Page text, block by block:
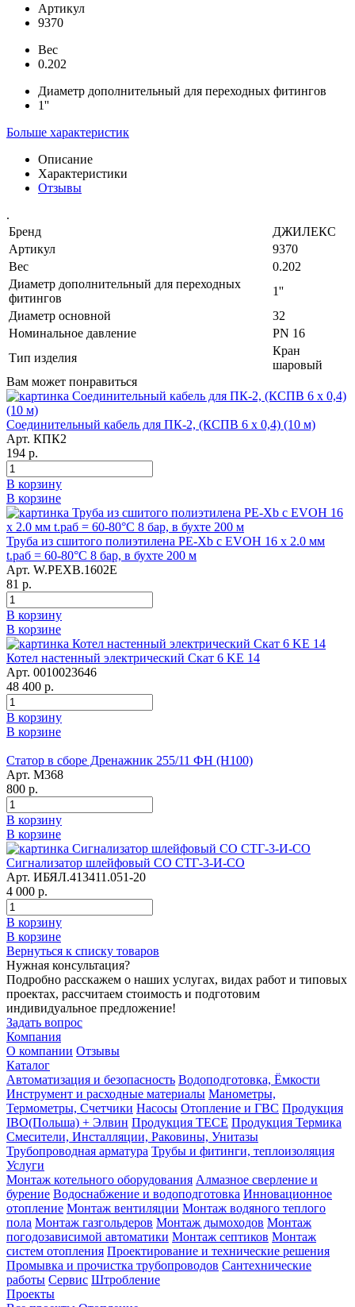
Артикул
9370
Вес
0.202
Диаметр дополнительный для переходных фитингов
1''
Больше характеристик
Описание
Характеристики
Отзывы
.
Бренд
ДЖИЛЕКС
Артикул
9370
Вес
0.202
Диаметр дополнительный для переходных
фитингов
1''
Диаметр основной
32
Номинальное давление
PN 16
Тип изделия
Кран
шаровый
Вам может понравиться
Соединительный кабель для ПК-2, (КСПВ 6 х 0,4) (10 м)
Арт. КПК2
194 р.
В корзину
В корзине
Труба из сшитого полиэтилена PE-Xb с EVOH 16 x 2.0 мм
t.раб = 60-80°C 8 бар, в бухте 200 м
Арт. W.PEXB.1602E
81 р.
В корзину
В корзине
Котел настенный электрический Скат 6 KE 14
Арт. 0010023646
48 400 р.
В корзину
В корзине
Статор в сборе Дренажник 255/11 ФН (Н100)
Арт. М368
800 р.
В корзину
В корзине
Сигнализатор шлейфовый СО СТГ-3-И-СО
Арт. ИБЯЛ.413411.051-20
4 000 р.
В корзину
В корзине
Вернуться к списку товаров
Нужная консультация?
Подробно расскажем о наших услугах, видах работ и типовых
проектах, рассчитаем стоимость и подготовим
индивидуальное предложение!
Задать вопрос
Компания
О компании Отзывы
Каталог
Автоматизация и безопасность Водоподготовка, Ёмкости
Инструмент и расходные материалы Манометры,
Термометры, Счетчики Насосы Отопление и ГВС Продукция
IBO(Польша) + Элвин Продукция TECE Продукция Термика
Смесители, Инсталляции, Раковины, Унитазы
Трубопроводная арматура Трубы и фитинги, теплоизоляция
Услуги
Монтаж котельного оборудования Алмазное сверление и
бурение Водоснабжение и водоподготовка Инновационное
отопление Монтаж вентиляции Монтаж водяного теплого
пола Монтаж газгольдеров Монтаж дымоходов Монтаж
погодозависимой автоматики Монтаж септиков Монтаж
систем отопления Проектирование и технические решения
Промывка и прочистка трубопроводов Сантехнические
работы Сервис Штробление
Проекты